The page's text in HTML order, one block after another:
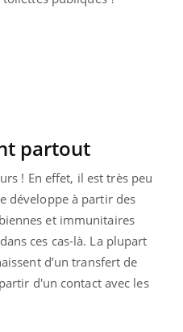
partout
! En effet, il est très peu
développe à partir des
et immunitaires
ces cas-là. La plupart
d’un transfert de
d'un contact avec les